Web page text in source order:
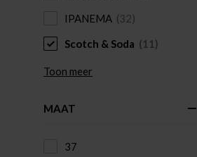
IPANEMA (32)
Scotch & Soda (11)
Toon meer
MAAT
37